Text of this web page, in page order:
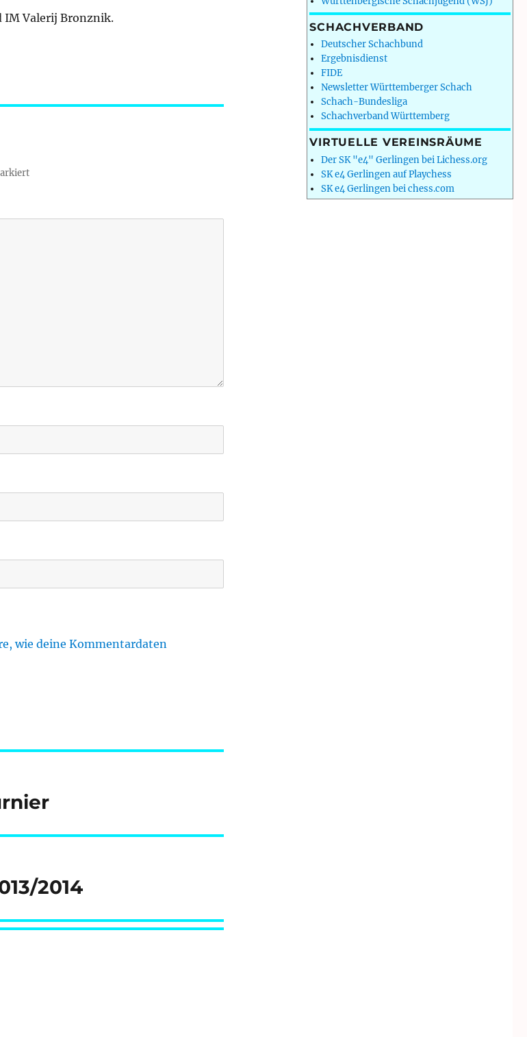
IM Valerij Bronznik.
wie deine Kommentardaten
2014
SCHACHVERBAND
Deutscher Schachbund
Ergebnisdienst
FIDE
Newsletter Württemberger Schach
Schach-Bundesliga
Schachverband Württemberg
VIRTUELLE VEREINSRÄUME
Der SK "e4" Gerlingen bei Lichess.org
SK e4 Gerlingen auf Playchess
SK e4 Gerlingen bei chess.com